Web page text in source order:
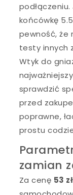
końcówkę
pewność, że
testy innych
Wtyk do
sprawdzić
przed
poprawne,
prostu
zamian
Za cenę 53 zł